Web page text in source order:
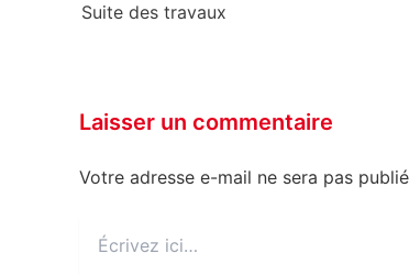
Suite des travaux
Laisser un commentaire
Votre adresse e-mail ne sera pas
ici…